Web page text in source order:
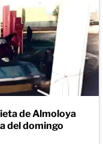
de Almoloya
del domingo